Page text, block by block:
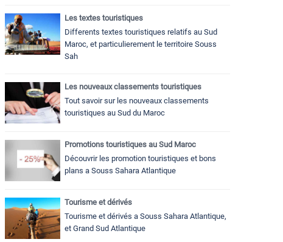
Les textes touristiques
Differents textes touristiques relatifs au Sud
Maroc, et particulierement le territoire Souss
Sah
Les nouveaux classements touristiques
Tout savoir sur les nouveaux classements
touristiques au Sud du Maroc
Promotions touristiques au Sud Maroc
Découvrir les promotion touristiques et bons
plans a Souss Sahara Atlantique
Tourisme et dérivés
Tourisme et dérivés a Souss Sahara Atlantique,
et Grand Sud Atlantique